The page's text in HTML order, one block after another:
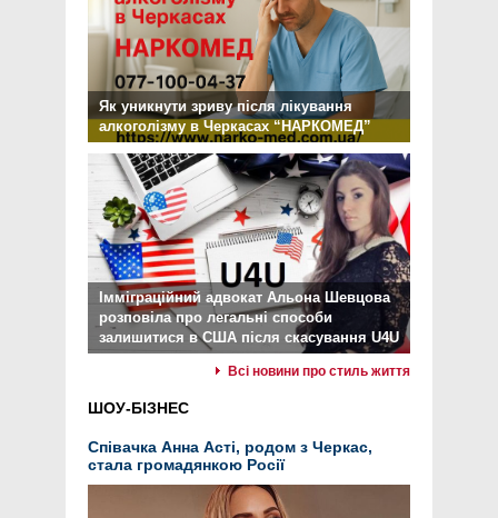
Як уникнути зриву після лікування
алкоголізму в Черкасах “НАРКОМЕД”
Імміграційний адвокат Альона Шевцова
розповіла про легальні способи
залишитися в США після скасування U4U
Всі новини про стиль життя
ШОУ-БІЗНЕС
Співачка Анна Асті, родом з Черкас,
стала громадянкою Росії